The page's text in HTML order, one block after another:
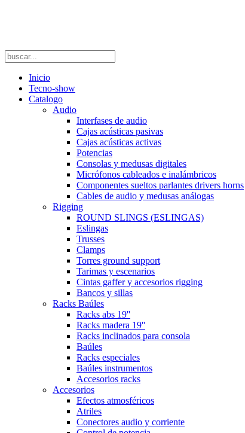
Inicio
Tecno-show
Catalogo
Audio
Interfases de audio
Cajas acústicas pasivas
Cajas acústicas activas
Potencias
Consolas y medusas digitales
Micrófonos cableados e inalámbricos
Componentes sueltos parlantes drivers horns
Cables de audio y medusas análogas
Rigging
ROUND SLINGS (ESLINGAS)
Eslingas
Trusses
Clamps
Torres ground support
Tarimas y escenarios
Cintas gaffer y accesorios rigging
Bancos y sillas
Racks Baúles
Racks abs 19''
Racks madera 19''
Racks inclinados para consola
Baúles
Racks especiales
Baúles instrumentos
Accesorios racks
Accesorios
Efectos atmosféricos
Atriles
Conectores audio y corriente